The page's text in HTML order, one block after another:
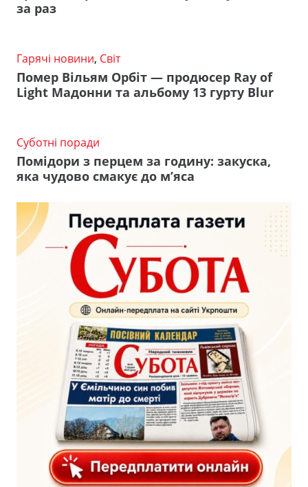
за раз
Гарячі новини, Світ
Помер Вільям Орбіт — продюсер Ray of
Light Мадонни та альбому 13 гурту Blur
Суботні поради
Помідори з перцем за годину: закуска,
яка чудово смакує до м’яса